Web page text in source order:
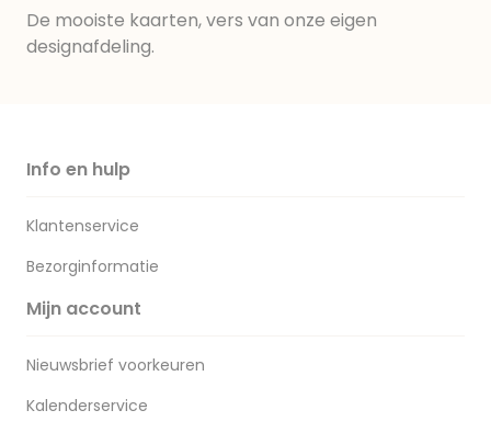
De mooiste kaarten, vers van onze eigen
designafdeling.
Info en hulp
Klantenservice
Bezorginformatie
Mijn account
Nieuwsbrief voorkeuren
Kalenderservice